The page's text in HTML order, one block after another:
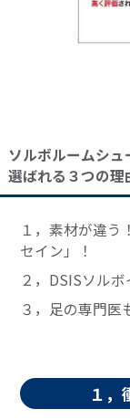
ソルボルームシュ
選ばれる３つの理
１，素材が違う
セイン」！
２，DSISソル
３，足の専門医
１，